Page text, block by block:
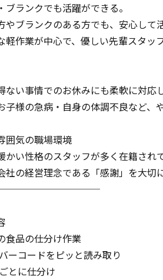
ランクでも活躍ができる。
やブランクのある方でも、安心して
軽作業が中心で、優しい先輩スタ
い事情でのお休みにも柔軟に対応
子様の急病・自身の体調不良など、
囲気の職場環境
かい性格のスタッフが多く在籍され
社の経営理念である「感謝」を大切
食品の仕分け作業
ーコードをピッと読み取り
とに仕分け